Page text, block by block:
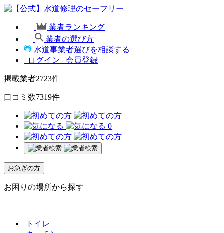
業者ランキング
業者の選び方
水道事業者選びを相談する
ログイン
会員登録
掲載業者2723件
口コミ数7319件
0
お急ぎの方
お困りの場所から探す
トイレ